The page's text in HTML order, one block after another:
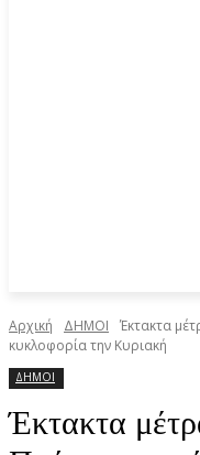
Αρχική ΔΗΜΟΙ
Έκτακτα
κυκλοφορία την Κυριακή
ΔΗΜΟΙ
Έκτακτα